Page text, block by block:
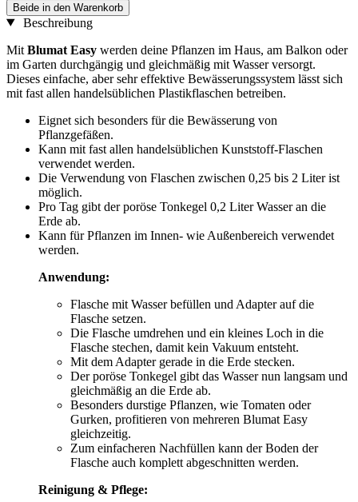
Beide in den Warenkorb
Beschreibung
Mit Blumat Easy werden deine Pflanzen im Haus, am Balkon oder
im Garten durchgängig und gleichmäßig mit Wasser versorgt.
Dieses einfache, aber sehr effektive Bewässerungssystem lässt sich
mit fast allen handelsüblichen Plastikflaschen betreiben.
Eignet sich besonders für die Bewässerung von
Pflanzgefäßen.
Kann mit fast allen handelsüblichen Kunststoff-Flaschen
verwendet werden.
Die Verwendung von Flaschen zwischen 0,25 bis 2 Liter ist
möglich.
Pro Tag gibt der poröse Tonkegel 0,2 Liter Wasser an die
Erde ab.
Kann für Pflanzen im Innen- wie Außenbereich verwendet
werden.
Anwendung:
Flasche mit Wasser befüllen und Adapter auf die
Flasche setzen.
Die Flasche umdrehen und ein kleines Loch in die
Flasche stechen, damit kein Vakuum entsteht.
Mit dem Adapter gerade in die Erde stecken.
Der poröse Tonkegel gibt das Wasser nun langsam und
gleichmäßig an die Erde ab.
Besonders durstige Pflanzen, wie Tomaten oder
Gurken, profitieren von mehreren Blumat Easy
gleichzeitig.
Zum einfacheren Nachfüllen kann der Boden der
Flasche auch komplett abgeschnitten werden.
Reinigung & Pflege: